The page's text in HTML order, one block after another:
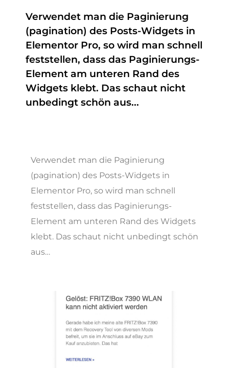
Verwendet man die Paginierung
(pagination) des Posts-Widgets in
Elementor Pro, so wird man schnell
feststellen, dass das Paginierungs-
Element am unteren Rand des
Widgets klebt. Das schaut nicht
unbedingt schön aus...
Verwendet man die Paginierung
(pagination) des Posts-Widgets in
Elementor Pro, so wird man schnell
feststellen, dass das Paginierungs-
Element am unteren Rand des Widgets
klebt. Das schaut nicht unbedingt schön
aus…